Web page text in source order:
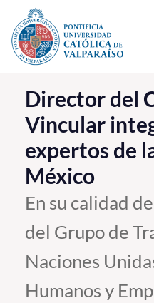
Click acá para ir directamente
La Universidad
Investigación, Creación e
PUCV Internacional
Vinculación con el Medio
Admisión
Pregrado
Postgrado
Director del
Vincular
expertos de
México
En su calidad
del Grupo de
Naciones
Humanos y